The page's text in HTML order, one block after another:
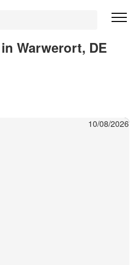
Warwerort, DE
10/08/2026